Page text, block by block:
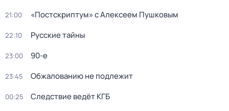
21:00 «Постскриптум» с Алексеем Пушковым
22:10 Русские тайны
23:00 90-е
23:45 Обжалованию не подлежит
00:25 Следствие ведёт КГБ